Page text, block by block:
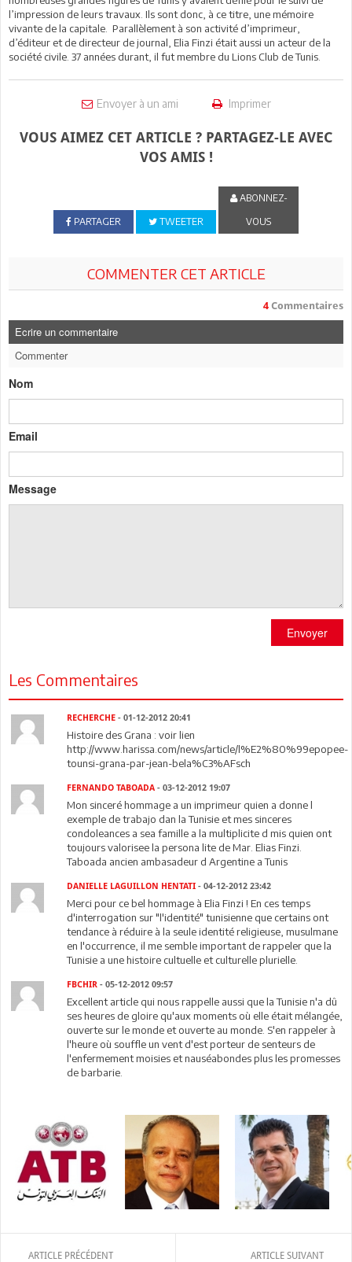
l’impression de leurs travaux. Ils sont donc, à ce titre, une mémoire
vivante de la capitale. Parallèlement à son activité d’imprimeur,
d’éditeur et de directeur de journal, Elia Finzi était aussi un acteur de la
société civile. 37 années durant, il fut membre du Lions Club de Tunis.
Envoyer à un ami Imprimer
VOUS AIMEZ CET ARTICLE ? PARTAGEZ-LE AVEC
VOS AMIS !
PARTAGER TWEETER
ABONNEZ-
VOUS
COMMENTER CET ARTICLE
4 Commentaires
Ecrire un commentaire
Commenter
Nom
Email
Message
Envoyer
Les Commentaires
RECHERCHE - 01-12-2012 20:41
Histoire des Grana : voir lien
http://www.harissa.com/news/article/l%E2%80%99epopee-
tounsi-grana-par-jean-bela%C3%AFsch
FERNANDO TABOADA - 03-12-2012 19:07
Mon sinceré hommage a un imprimeur quien a donne l
exemple de trabajo dan la Tunisie et mes sinceres
condoleances a sea famille a la multiplicite d mis quien ont
toujours valorisee la persona lite de Mar. Elias Finzi.
Taboada ancien ambasadeur d Argentine a Tunis
DANIELLE LAGUILLON HENTATI - 04-12-2012 23:42
Merci pour ce bel hommage à Elia Finzi ! En ces temps
d'interrogation sur "l'identité" tunisienne que certains ont
tendance à réduire à la seule identité religieuse, musulmane
en l'occurrence, il me semble important de rappeler que la
Tunisie a une histoire cultuelle et culturelle plurielle.
FBCHIR - 05-12-2012 09:57
Excellent article qui nous rappelle aussi que la Tunisie n'a dû
ses heures de gloire qu'aux moments où elle était mélangée,
ouverte sur le monde et ouverte au monde. S'en rappeler à
l'heure où souffle un vent d'est porteur de senteurs de
l'enfermement moisies et nauséabondes plus les promesses
de barbarie.
ARTICLE PRÉCÉDENT ARTICLE SUIVANT